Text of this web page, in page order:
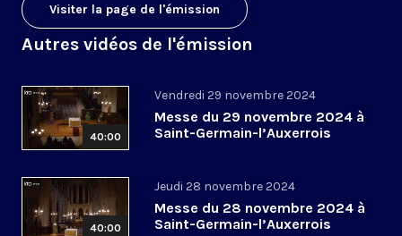
Visiter la page de l'émission
Autres vidéos de l'émission
40:00
Vendredi 29 novembre 2024
Messe du 29 novembre 2024 à
Saint-Germain-l’Auxerrois
40:00
Jeudi 28 novembre 2024
Messe du 28 novembre 2024 à
Saint-Germain-l’Auxerrois